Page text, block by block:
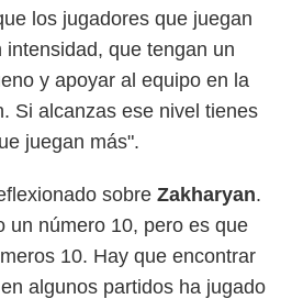
los jugadores que juegan
que tengan un
y apoyar al equipo en la
Si alcanzas ese nivel tienes
juegan más".
sobre Zakharyan.
un número 10, pero es que
10. Hay que encontrar
algunos partidos ha jugado